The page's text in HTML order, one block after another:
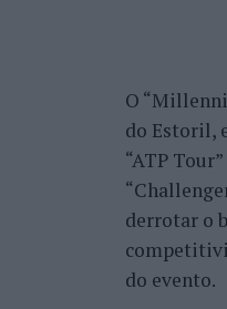
O
do Estoril,
“ATP
derrotar o
do evento.